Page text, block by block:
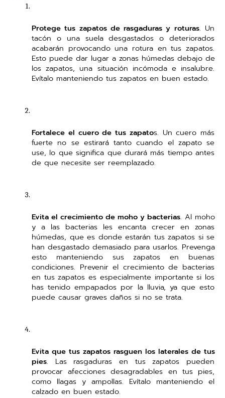
Protege tus zapatos de rasgaduras y roturas. Un
tacón o una suela desgastados o deteriorados
acabarán provocando una rotura en tus zapatos.
Esto puede dar lugar a zonas húmedas debajo de
los zapatos, una situación incómoda e insalubre.
Evítalo manteniendo tus zapatos en buen estado.
Fortalece el cuero de tus zapatos. Un cuero más
fuerte no se estirará tanto cuando el zapato se
use, lo que significa que durará más tiempo antes
de que necesite ser reemplazado.
Evita el crecimiento de moho y bacterias. Al moho
y a las bacterias les encanta crecer en zonas
húmedas, que es donde estarán tus zapatos si se
han desgastado demasiado para usarlos. Prevenga
esto manteniendo sus zapatos en buenas
condiciones. Prevenir el crecimiento de bacterias
en tus zapatos es especialmente importante si los
has tenido empapados por la lluvia, ya que esto
puede causar graves daños si no se trata.
Evita que tus zapatos rasguen los laterales de tus
pies. Las rasgaduras en tus zapatos pueden
provocar afecciones desagradables en tus pies,
como llagas y ampollas. Evítalo manteniendo el
calzado en buen estado.